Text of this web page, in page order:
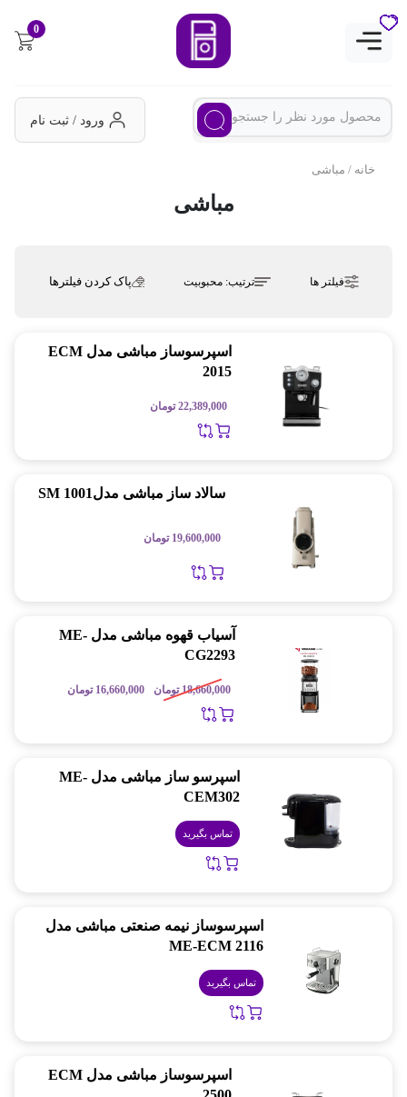
0
ورود / ثبت نام
خانه / مباشی
مباشی
فیلتر ها ترتیب:محبوبیت پاک کردن فیلترها
اسپرسوساز مباشی مدل ECM
2015
22,389,000 تومان
سالاد ساز مباشی مدلSM 1001
19,600,000 تومان
آسیاب قهوه مباشی مدل ME-
CG2293
18,660,000 تومان 16,660,000 تومان
اسپرسو ساز مباشی مدل ME-
CEM302
تماس بگیرید
اسپرسوساز نیمه صنعتی مباشی مدل
ME-ECM 2116
تماس بگیرید
اسپرسوساز مباشی مدل ECM